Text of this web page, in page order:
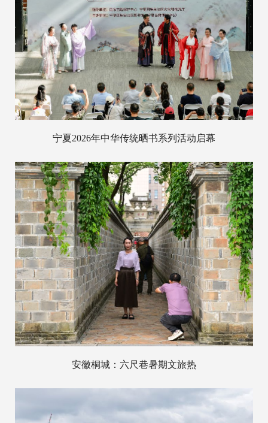
宁夏2026年中华传统晒书系列活动启幕
安徽桐城：六尺巷暑期文旅热